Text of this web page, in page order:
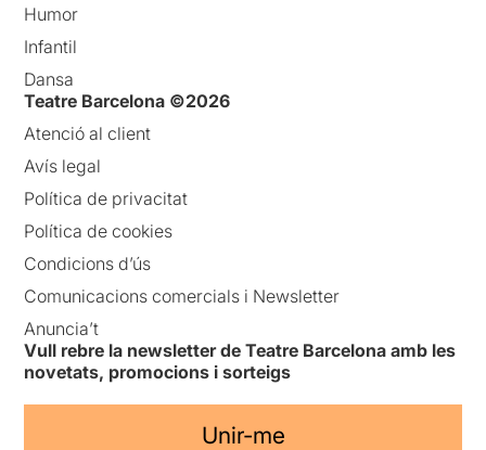
Humor
Infantil
Dansa
Teatre Barcelona ©2026
Atenció al client
Avís legal
Política de privacitat
Política de cookies
Condicions d’ús
Comunicacions comercials i Newsletter
Anuncia’t
Vull rebre la newsletter de Teatre Barcelona amb les
novetats, promocions i sorteigs
Unir-me